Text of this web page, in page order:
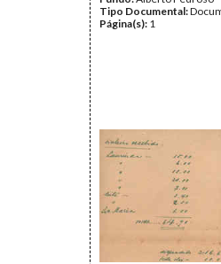
Tipo Documental:
Página(s): 1